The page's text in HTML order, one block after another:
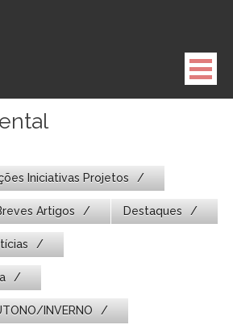
Iniciativas Projetos
Artigos Destaques
INVERNO